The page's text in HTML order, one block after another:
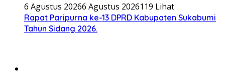
6 Agustus 20266 Agustus 2026119 Lihat
Rapat Paripurna ke-13 DPRD Kabupaten Sukabumi
Tahun Sidang 2026.